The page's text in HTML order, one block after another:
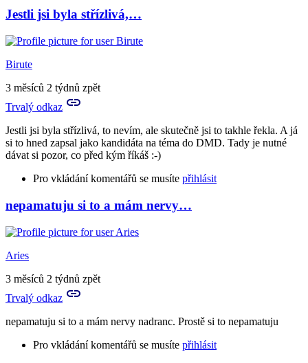
In
reply
to
to
tě
teda
zlatá…
Tora
Jestli jsi byla střízlivá,…
Birute
3 měsíců 2 týdnů zpět
Trvalý odkaz
Jestli jsi byla střízlivá, to nevím, ale skutečně jsi to takhle řekla. A já
si to hned zapsal jako kandidáta na téma do DMD. Tady je nutné
dávat si pozor, co před kým říkáš :-)
Pro vkládání komentářů se musíte přihlásit
In
reply
to
A
teď
to
ke
bude…
Aries
nepamatuju si to a mám nervy…
Aries
3 měsíců 2 týdnů zpět
Trvalý odkaz
nepamatuju si to a mám nervy nadranc. Prostě si to nepamatuju
Pro vkládání komentářů se musíte přihlásit